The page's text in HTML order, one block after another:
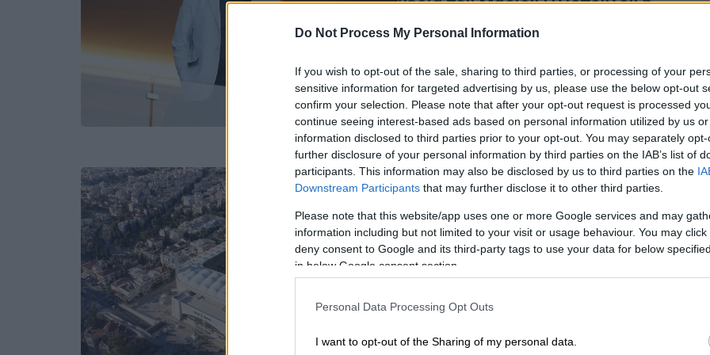
Do Not Process My Personal Information
If you wish to opt-out of the sale, sharing to third parties, or processing of your
sensitive information for targeted advertising by us, please use the below opt-out
confirm your selection. Please note that after your opt-out request is processed
continue seeing interest-based ads based on personal information utilized by us
information disclosed to third parties prior to your opt-out. You may separately
further disclosure of your personal information by third parties on the IAB’s list of
participants. This information may also be disclosed by us to third parties on the
Downstream Participants that may further disclose it to other third parties.
Please note that this website/app uses one or more Google services and may
information including but not limited to your visit or usage behaviour. You may
deny consent to Google and its third-party tags to use your data for below
in below Google consent section.
Personal Data Processing Opt Outs
I want to opt-out of the Sharing of my personal data.
χέρια του Μάριου Ηλιόπουλου η
ΠΑΕ
«βόμβα» καθώς δήλωσε ότι αποχωρεί
από την ΠΑΕ ΑΕΚ! Παραχωρεί την
ομάδα στον εφοπλιστή Μάριο
Ηλιόπουλο, ιδιοκτήτη της SEA JETS
Αθλητισμός|27.11.2023 17:32
Η ΑΕΚ φτιάχνει ειδικό χώρο στο
γήπεδό της για όσους το
«πολέμησαν»- Ποιοι πολιτικοί θα
«μπουν» στο δωμάτιο
Το μουσείο της ΑΕΚ θα έχει ένα
στους «πολέμιους» της Opap Arena